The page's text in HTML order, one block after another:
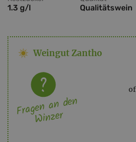
1.3 g/l Qualitätswein
Weingut Zantho
Fragen an den
Winzer